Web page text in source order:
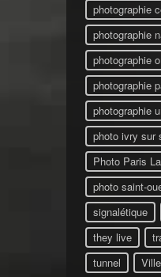
photographie
photographie
photographie
photographie
photographie
photo ivry sur
Photo Paris
photo saint-
signalétique
they live
tunnel